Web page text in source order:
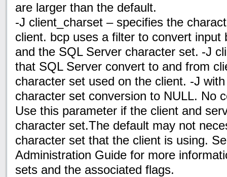
are larger than the default.
-J client_charset – specifies the
client. bcp uses a filter to convert input
and the SQL Server character set. -J
that SQL Server convert to and from
character set used on the client. -J
character set conversion to NULL. No
Use this parameter if the client and
character set.The default may not
character set that the client is using.
Administration Guide for more
sets and the associated flags.